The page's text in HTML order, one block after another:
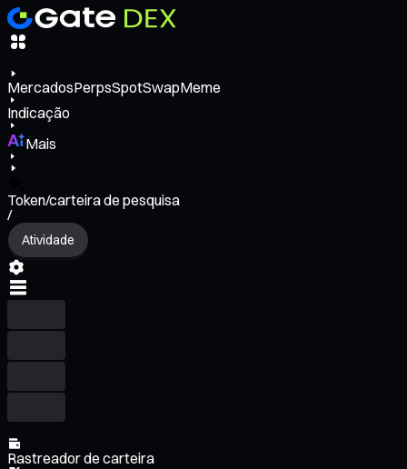
MercadosPerpsSpotSwapMeme
Indicação
Mais
Token/carteira de pesquisa
/
Atividade
Rastreador de carteira